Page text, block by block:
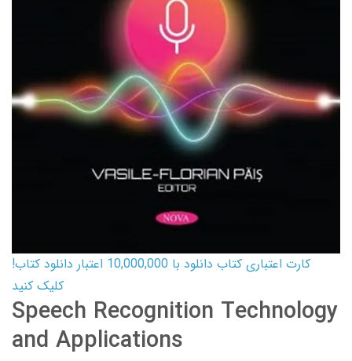
کارت اعتباری کتاب دانلود با 10,000,000 اعتبار دانلود کتاب!
کلیک کنید
Speech Recognition Technology
and Applications